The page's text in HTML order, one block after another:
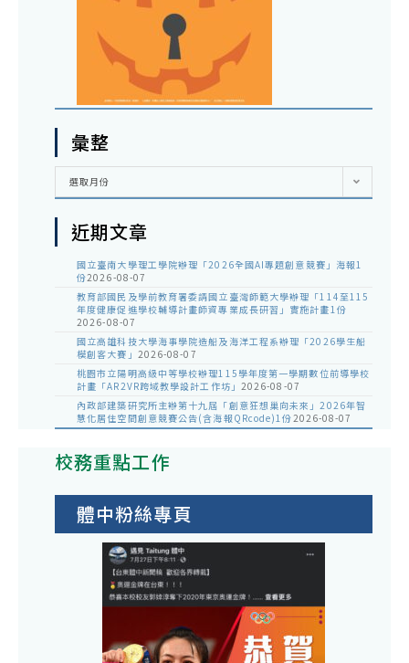
彙整
彙
選取月份
近期文章
國立臺南大學理工學院辦理「2026全國AI專題創意競賽」海報1
份2026-08-07
教育部國民及學前教育署委請國立臺灣師範大學辦理「114至115
年度健康促進學校輔導計畫師資專業成長研習」實施計畫1份
2026-08-07
國立高雄科技大學海事學院造船及海洋工程系辦理「2026學生船
模創客大賽」 2026-08-07
桃園市立陽明高級中等學校辦理115學年度第一學期數位前導學校
計畫「AR2VR跨域教學設計工作坊」 2026-08-07
內政部建築研究所主辦第十九屆「創意狂想巢向未來」2026年智
慧化居住空間創意競賽公告(含海報QRcode)1份2026-08-07
校務重點工作
體中粉絲專頁